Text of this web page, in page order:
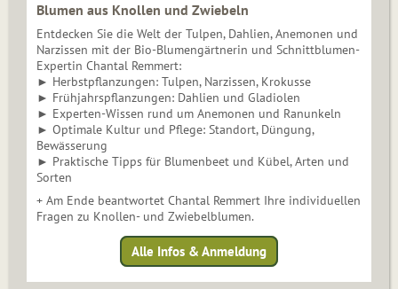
Blumen aus Knollen und Zwiebeln
Entdecken Sie die Welt der Tulpen, Dahlien, Anemonen und
Narzissen mit der Bio-Blumengärtnerin und Schnittblumen-
Expertin Chantal Remmert:
► Herbstpflanzungen: Tulpen, Narzissen, Krokusse
► Frühjahrspflanzungen: Dahlien und Gladiolen
► Experten-Wissen rund um Anemonen und Ranunkeln
► Optimale Kultur und Pflege: Standort, Düngung,
Bewässerung
► Praktische Tipps für Blumenbeet und Kübel, Arten und
Sorten
+ Am Ende beantwortet Chantal Remmert Ihre individuellen
Fragen zu Knollen- und Zwiebelblumen.
Alle Infos & Anmeldung